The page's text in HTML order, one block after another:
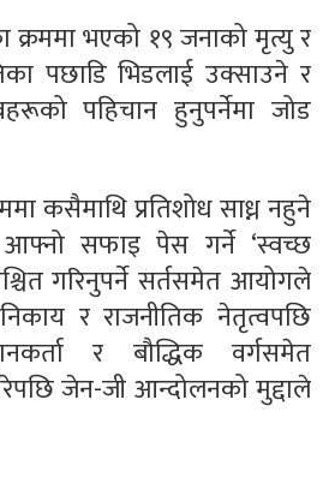
भएको १९ जनाको मृत्यु र
पछाडि भिडलाई उक्साउने र
पहिचान हुनुपर्नेमा जोड
कसैमाथि प्रतिशोध साध्न नहुने
सफाइ पेस गर्ने ‘स्वच्छ
गरिनुपर्ने सर्तसमेत आयोगले
र राजनीतिक नेतृत्वपछि
र बौद्धिक वर्गसमेत
जेन-जी आन्दोलनको मुद्दाले